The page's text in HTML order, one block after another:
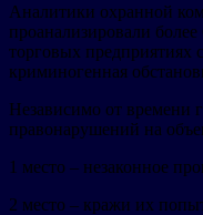
Аналитики охранной
проанализировали
торговых предприятиях
криминогенная
Независимо от времени
правонарушений на
1 место – незаконное
2 место – кражи их